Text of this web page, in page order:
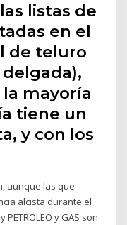
listas de
en el
de teluro
mayoría
tiene un
y con los
aunque las que
alcista durante el
y GAS son